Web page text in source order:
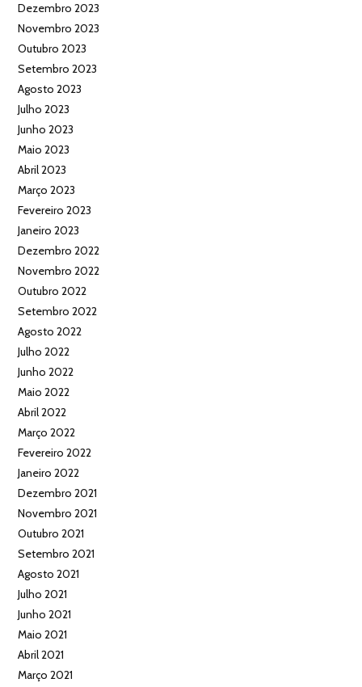
Dezembro 2023
Novembro 2023
Outubro 2023
Setembro 2023
Agosto 2023
Julho 2023
Junho 2023
Maio 2023
Abril 2023
Março 2023
Fevereiro 2023
Janeiro 2023
Dezembro 2022
Novembro 2022
Outubro 2022
Setembro 2022
Agosto 2022
Julho 2022
Junho 2022
Maio 2022
Abril 2022
Março 2022
Fevereiro 2022
Janeiro 2022
Dezembro 2021
Novembro 2021
Outubro 2021
Setembro 2021
Agosto 2021
Julho 2021
Junho 2021
Maio 2021
Abril 2021
Março 2021